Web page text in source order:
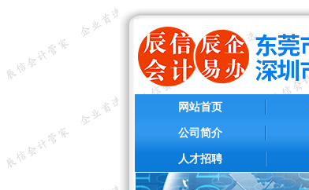
网站首页
公司简介
人才招聘